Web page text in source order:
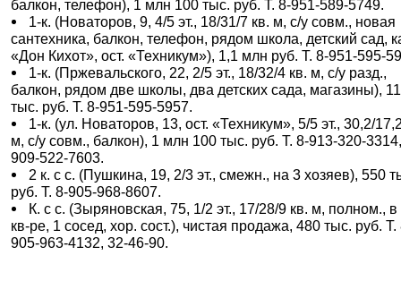
балкон, телефон), 1 млн 100 тыс. руб. Т. 8-951-589-5749.
1-к. (Новаторов, 9, 4/5 эт., 18/31/7 кв. м, с/у совм., новая
сантехника, балкон, телефон, рядом школа, детский сад,
«Дон Кихот», ост. «Техникум»), 1,1 млн руб. Т. 8-951-595-
1-к. (Пржевальского, 22, 2/5 эт., 18/32/4 кв. м, с/у разд.,
балкон, рядом две школы, два детских сада, магазины),
тыс. руб. Т. 8-951-595-5957.
1-к. (ул. Новаторов, 13, ост. «Техникум», 5/5 эт., 30,2/
м, с/у совм., балкон), 1 млн 100 тыс. руб. Т. 8-913-320-
909-522-7603.
2 к. с с. (Пушкина, 19, 2/3 эт., смежн., на 3 хозяев), 550
руб. Т. 8-905-968-8607.
К. с с. (Зыряновская, 75, 1/2 эт., 17/28/9 кв. м, полном., в
кв-ре, 1 сосед, хор. сост.), чистая продажа, 480 тыс. руб. Т.
905-963-4132, 32-46-90.